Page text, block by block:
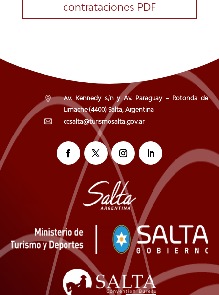
contrataciones PDF
Av. Kennedy s/n y Av. Paraguay – Rotonda de
Limache (4400) Salta, Argentina
ccsalta@turismosalta.gov.ar